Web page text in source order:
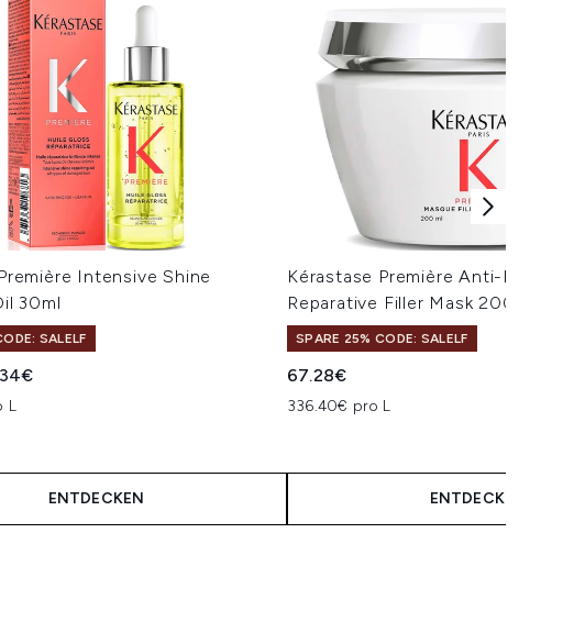
Intensive Shine
30ml
SALELF
Preisempfehlung:
Preis:
L
ENTDECKEN
Kérastase Première Anti-
Reparative Filler Mask 200ml
SPARE 25% CODE: SALELF
67.28€
336.40€ pro L
ENTDECKEN